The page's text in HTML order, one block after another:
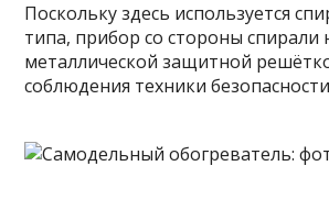
Поскольку здесь используется
типа, прибор со стороны спирали
металлической защитной
соблюдения техники